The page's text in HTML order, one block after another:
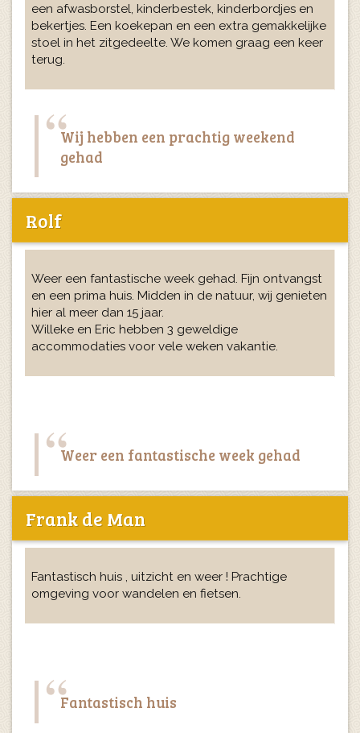
een afwasborstel, kinderbestek, kinderbordjes en
bekertjes. Een koekepan en een extra gemakkelijke
stoel in het zitgedeelte. We komen graag een keer
terug.
Wij hebben een prachtig weekend
gehad
Rolf
Weer een fantastische week gehad. Fijn ontvangst
en een prima huis. Midden in de natuur, wij genieten
hier al meer dan 15 jaar.
Willeke en Eric hebben 3 geweldige
accommodaties voor vele weken vakantie.
Weer een fantastische week gehad
Frank de Man
Fantastisch huis , uitzicht en weer ! Prachtige
omgeving voor wandelen en fietsen.
Fantastisch huis